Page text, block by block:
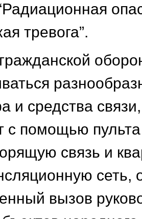
тревога”.
и средства
с помощью
связь и
сеть,
вызов